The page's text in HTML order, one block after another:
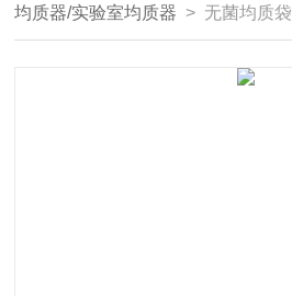
均质器/实验室均质器 > 无菌均质袋